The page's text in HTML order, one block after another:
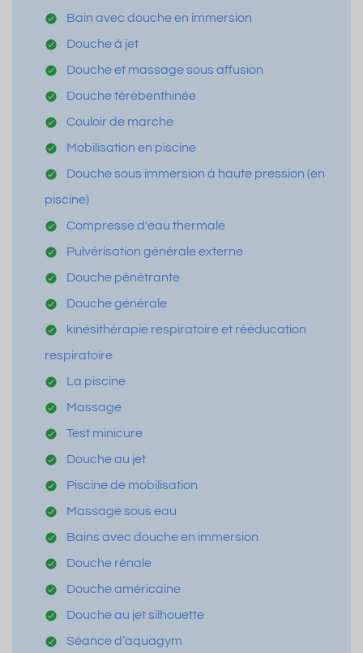
Bain avec douche en immersion
Douche à jet
Douche et massage sous affusion
Douche térébenthinée
Couloir de marche
Mobilisation en piscine
Douche sous immersion à haute pression (en
piscine)
Compresse d'eau thermale
Pulvérisation générale externe
Douche pénétrante
Douche générale
kinésithérapie respiratoire et rééducation
respiratoire
La piscine
Massage
Test minicure
Douche au jet
Piscine de mobilisation
Massage sous eau
Bains avec douche en immersion
Douche rénale
Douche américaine
Douche au jet silhouette
Séance d’aquagym